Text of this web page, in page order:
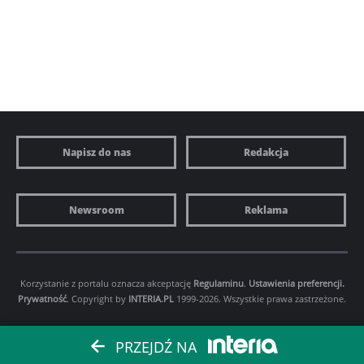
Napisz do nas Redakcja
Newsroom Reklama
Korzystanie z portalu oznacza akceptację Regulaminu. Ustawienia preferencji.
Prywatność. Copyright by INTERIA.PL 1999-2026. Wszystkie prawa zastrzeżone.
PRZEJDŹ NA